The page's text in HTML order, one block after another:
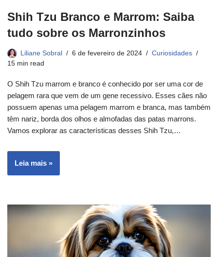
Shih Tzu Branco e Marrom: Saiba
tudo sobre os Marronzinhos
Liliane Sobral 6 de fevereiro de 2024
Curiosidades
15 min read
O Shih Tzu marrom e branco é conhecido por ser uma cor de
pelagem rara que vem de um gene recessivo. Esses cães não
possuem apenas uma pelagem marrom e branca, mas também
têm nariz, borda dos olhos e almofadas das patas marrons.
Vamos explorar as características desses Shih Tzu,…
Leia mais »